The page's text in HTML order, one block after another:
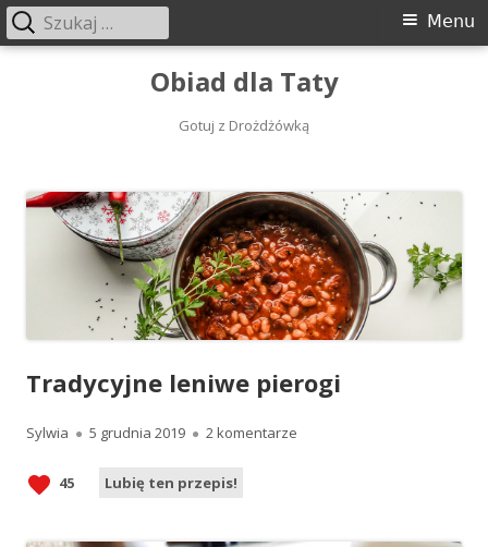
Obiad dla Taty
Gotuj z Drożdżówką
Menu
Menu
Szukaj:
Tradycyjne leniwe pierogi
Autor
Sylwia Opublikowano
5 grudnia 2019 2 komentarze
45 Lubię ten przepis!